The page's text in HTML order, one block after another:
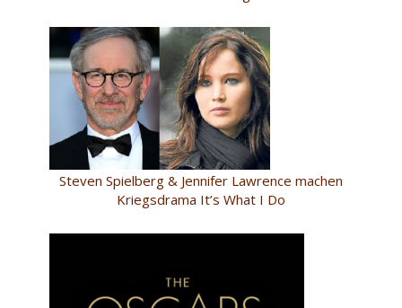
Steven Spielberg & Jennifer Lawrence machen
Kriegsdrama It’s What I Do